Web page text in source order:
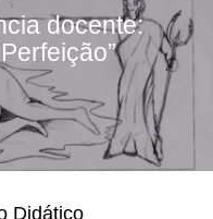
docente:
Didático